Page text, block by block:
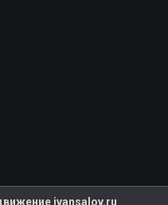
ivansalov.ru